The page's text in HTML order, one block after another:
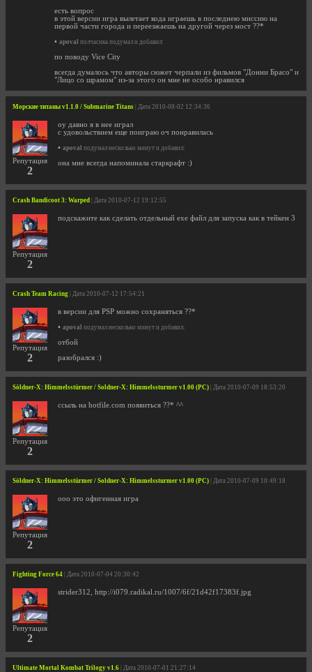
есть вопрос
в этой версии игра вылетает кода играешь в последнею миссию на
первой части города и переезжаешь на другой через мост ??*
• apoval полчасика подумал и добавил:
по поводу Vice City
всегда думалось что авторы сюжет черпали из фильмов "Донни Брасо" и
"Лицо со шрамом" из-за этого он мне не особо нравился
Морские титаны v1.1.0 / Submarine Titans | Дата 2010-08-02 12:34:36
Репутация
2
оу давно я в нее играл
с удовольствием еще поиграю оч понравилась
• apoval подумал несколько минут и добавил:
она мне всегда напоминала старкрафт :)
Crash Bandicoot 3: Warped | Дата 2010-07-12 19:12:55
Репутация
2
подскажите как сделать отдельный exe файл для запуска как в тейкен 3
Crash Team Racing | Дата 2010-07-12 17:54:21
Репутация
2
в версии для PSP можно сохраняться ??*
• apoval подумал несколько минут и добавил:
отбой
разобрался :)
Söldner-X: Himmelsstürmer / Soldner-X: Himmelssturmer v1.00 (PC) | Дата 2010-07-09 18:53:20
Репутация
2
ссыль на hotfile.com появиться ??* ^^
Söldner-X: Himmelsstürmer / Soldner-X: Himmelssturmer v1.00 (PC) | Дата 2010-07-09 10:49:18
Репутация
2
ооо это офигенная игра
Fighting Force 64 | Дата 2010-07-04 20:30:42
Репутация
2
strider312, http://i079.radikal.ru/1007/6f/21d42f17383f.jpg
Ultimate Mortal Kombat Trilogy v1.6 | Дата 2010-07-01 21:27:14